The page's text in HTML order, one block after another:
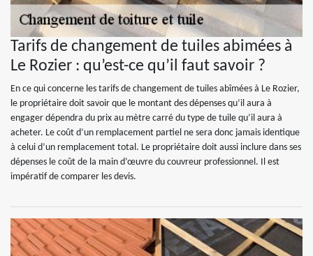
Tarifs de changement de tuiles abimées à
Le Rozier : qu’est-ce qu’il faut savoir ?
En ce qui concerne les tarifs de changement de tuiles abîmées à Le Rozier,
le propriétaire doit savoir que le montant des dépenses qu’il aura à
engager dépendra du prix au mètre carré du type de tuile qu’il aura à
acheter. Le coût d’un remplacement partiel ne sera donc jamais identique
à celui d’un remplacement total. Le propriétaire doit aussi inclure dans ses
dépenses le coût de la main d’œuvre du couvreur professionnel. Il est
impératif de comparer les devis.